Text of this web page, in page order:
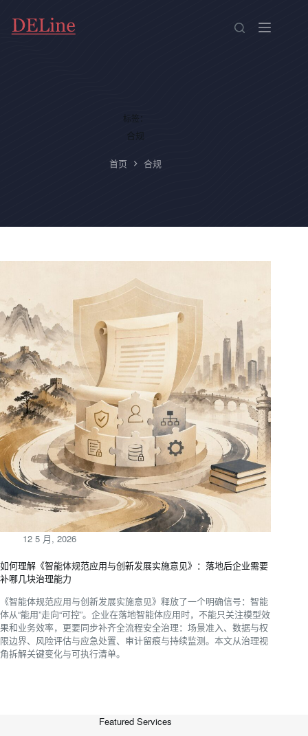
标签：
合规
首页 合规
12 5 月, 2026
如何理解《智能体规范应用与创新发展实施意见》：落地后企业需要
补哪几块治理能力
《智能体规范应用与创新发展实施意见》释放了一个明确信号：智能
体从“能用”走向“可控”。企业在落地智能体应用时，不能只关注模型效
果和业务效率，更要同步补齐全流程安全治理：场景准入、数据与权
限边界、风险评估与应急处置、审计留痕与持续监测。本文从治理视
角拆解关键变化与可执行清单。
Featured Services